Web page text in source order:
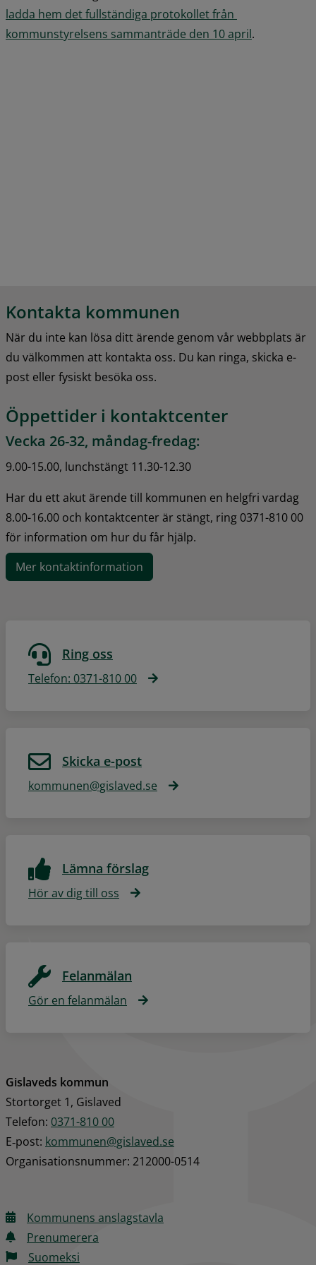
ladda hem det fullständiga protokollet från
kommunstyrelsens sammanträde den 10 aprilpdf, 2.5 MB.
.
Kontakta kommunen
När du inte kan lösa ditt ärende genom vår webbplats är
du välkommen att kontakta oss. Du kan ringa, skicka e-
post eller fysiskt besöka oss.
Öppettider i kontaktcenter
Vecka 26-32, måndag-fredag:
9.00-15.00, lunchstängt 11.30-12.30
Har du ett akut ärende till kommunen en helgfri vardag
8.00-16.00 och kontaktcenter är stängt, ring 0371-810 00
för information om hur du får hjälp.
Mer kontaktinformation
Ring oss
Telefon: 0371-810 00
Skicka e-post
kommunen@gislaved.se
Lämna förslag
Hör av dig till oss
Felanmälan
Gör en felanmälan
Gislaveds kommun
Stortorget 1, Gislaved
Telefon: 0371-810 00
E‑post: kommunen@gislaved.se
Organisationsnummer: 212000-0514
Kommunens anslagstavla
Prenumerera
Suomeksi